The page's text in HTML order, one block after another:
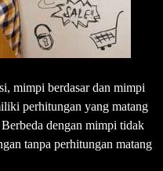
mimpi berdasar dan mimpi
perhitungan yang matang
dengan mimpi tidak
tanpa perhitungan matang